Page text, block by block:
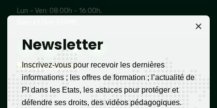
Lun – Ven: 08:00h – 16:00h,
Newsletter
Newsletter
Inscrivez-vous pour recevoir les dernières
informations ; les offres de formation ; l’actualité de
PI dans les Etats, les astuces pour protéger et
défendre ses droits, des vidéos pédagogiques.